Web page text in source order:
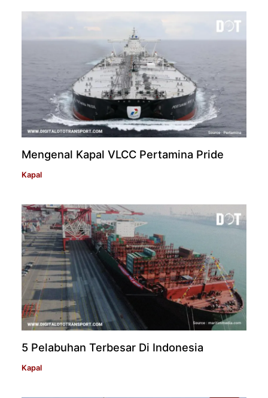
Mengenal Kapal VLCC Pertamina Pride
Kapal
5 Pelabuhan Terbesar Di Indonesia
Kapal